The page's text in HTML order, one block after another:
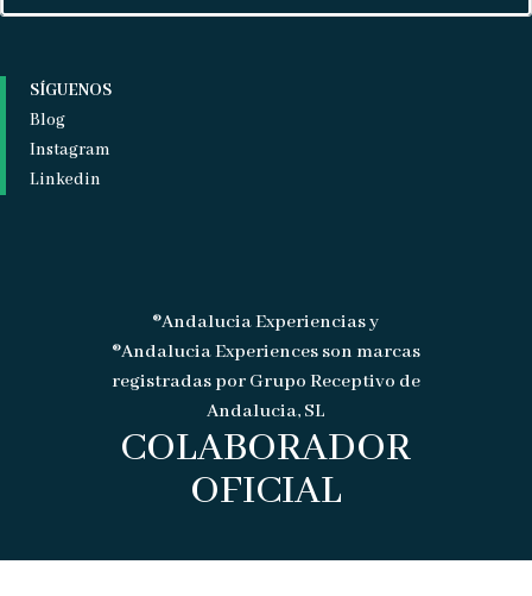
SÍGUENOS
Blog
Instagram
Linkedin
®Andalucia Experiencias y
®Andalucia Experiences son marcas
registradas por Grupo Receptivo de
Andalucia, SL
COLABORADOR
OFICIAL